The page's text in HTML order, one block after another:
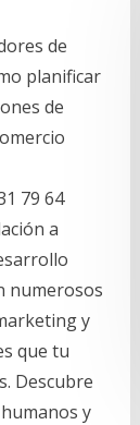
de
planificar
de
79 64
a
numerosos
y
que tu
Descubre
y